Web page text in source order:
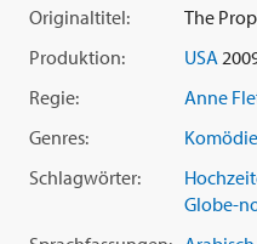
bezaubernden
Betty White
auf eine harte Probe gestellt
Originaltitel:
The
Produktion:
USA
Regie:
Anne
Genres:
Komödie
Schlagwörter:
Globe-